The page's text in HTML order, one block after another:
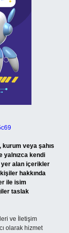
veya şahıs
yalnızca kendi
yer alan içerikler
hakkında
ile isim
taslak
ve İletişim
olarak hizmet